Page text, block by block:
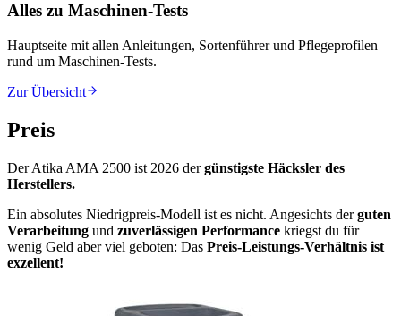
Alles zu Maschinen-Tests
Hauptseite mit allen Anleitungen, Sortenführer und Pflegeprofilen
rund um Maschinen-Tests.
Zur Übersicht
Preis
Der Atika AMA 2500 ist 2026 dergünstigste Häcksler des
Herstellers.
Ein absolutes Niedrigpreis-Modell ist es nicht. Angesichts derguten
Verarbeitung und zuverlässigen Performance kriegst du für
wenig Geld aber viel geboten: Das Preis-Leistungs-Verhältnis ist
exzellent!